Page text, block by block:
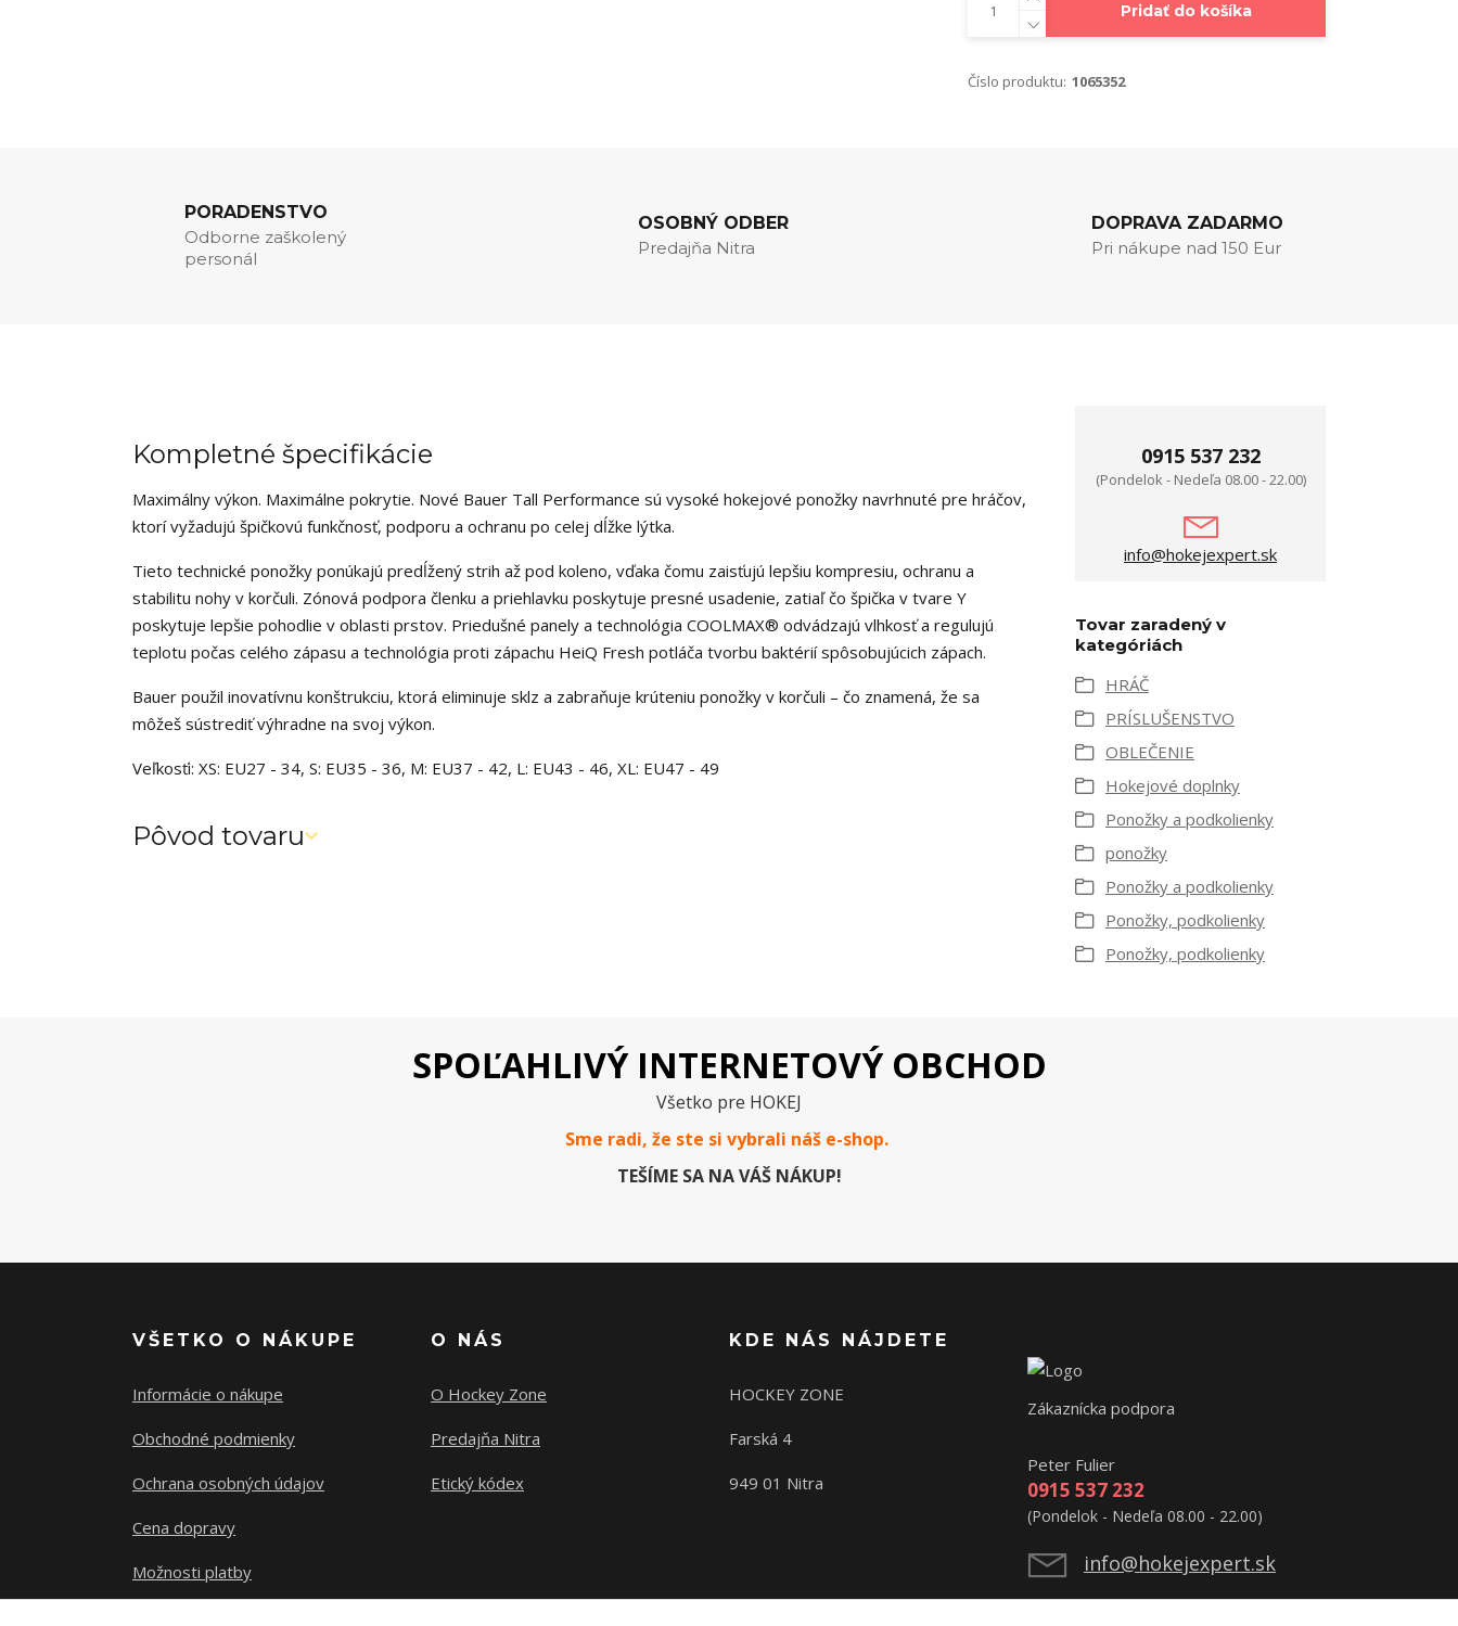
Pridať do košíka
Číslo produktu: 1065352
PORADENSTVO
Odborne zaškolený
personál
OSOBNÝ ODBER
Predajňa Nitra
DOPRAVA ZADARMO
Pri nákupe nad 150 Eur
Kompletné špecifikácie
Maximálny výkon. Maximálne pokrytie. Nové Bauer Tall Performance sú vysoké hokejové ponožky navrhnuté pre hráčov,
ktorí vyžadujú špičkovú funkčnosť, podporu a ochranu po celej dĺžke lýtka.
Tieto technické ponožky ponúkajú predĺžený strih až pod koleno, vďaka čomu zaisťujú lepšiu kompresiu, ochranu a
stabilitu nohy v korčuli. Zónová podpora členku a priehlavku poskytuje presné usadenie, zatiaľ čo špička v tvare Y
poskytuje lepšie pohodlie v oblasti prstov. Priedušné panely a technológia COOLMAX® odvádzajú vlhkosť a regulujú
teplotu počas celého zápasu a technológia proti zápachu HeiQ Fresh potláča tvorbu baktérií spôsobujúcich zápach.
Bauer použil inovatívnu konštrukciu, ktorá eliminuje sklz a zabraňuje krúteniu ponožky v korčuli – čo znamená, že sa
môžeš sústrediť výhradne na svoj výkon.
Veľkosťi: XS: EU27 - 34, S: EU35 - 36, M: EU37 - 42, L: EU43 - 46, XL: EU47 - 49
Pôvod tovaru
0915 537 232
(Pondelok - Nedeľa 08.00 - 22.00)
info@hokejexpert.sk
Tovar zaradený v
kategóriách
HRÁČ
PRÍSLUŠENSTVO
OBLEČENIE
Hokejové doplnky
Ponožky a podkolienky
ponožky
Ponožky a podkolienky
Ponožky, podkolienky
Ponožky, podkolienky
SPOĽAHLIVÝ INTERNETOVÝ OBCHOD
Všetko pre HOKEJ
Sme radi, že ste si vybrali náš e-shop.
TEŠÍME SA NA VÁŠ NÁKUP!
VŠETKO O NÁKUPE
Informácie o nákupe
Obchodné podmienky
Ochrana osobných údajov
Cena dopravy
Možnosti platby
O NÁS
O Hockey Zone
Predajňa Nitra
Etický kódex
KDE NÁS NÁJDETE
HOCKEY ZONE
Farská 4
949 01 Nitra
Zákaznícka podpora
Peter Fulier
0915 537 232
(Pondelok - Nedeľa 08.00 - 22.00)
info@hokejexpert.sk